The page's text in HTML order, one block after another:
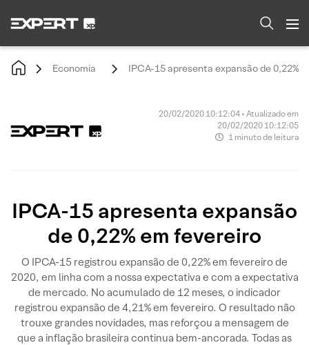
Economia IPCA-15 apresenta expansão de 0,22%
20/02/2020 10:12:04 • Atualizado em
20/02/2020 10:12:05
1 minuto de leitura
IPCA-15 apresenta expansão
de 0,22% em fevereiro
O IPCA-15 registrou expansão de 0,22% em fevereiro de
2020, em linha com a nossa expectativa e com a expectativa
de mercado. No acumulado de 12 meses, o indicador
registrou expansão de 4,21% em fevereiro. O resultado não
trouxe grandes novidades, mas reforçou a mensagem de
que a inflação brasileira continua bem-ancorada. Todas as